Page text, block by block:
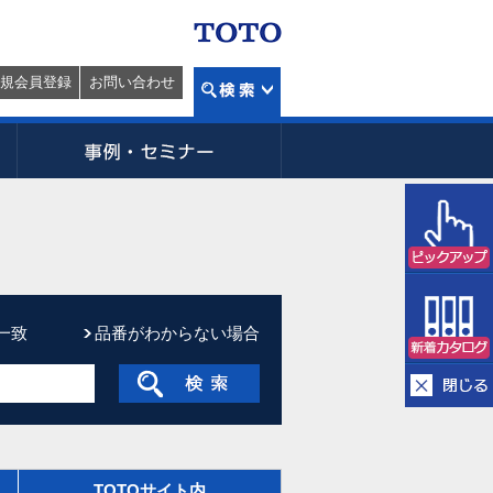
会員登録 お問い合わせ
致 品番がわからない場合